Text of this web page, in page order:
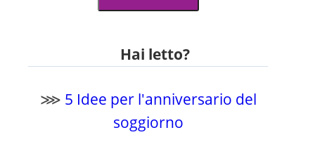
Hai letto?
⋙ 5 Idee per l'anniversario del
soggiorno